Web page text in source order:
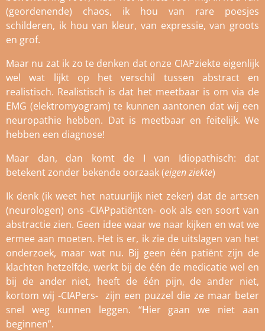
(geordenende) chaos, ik hou van rare poesjes
schilderen, ik hou van kleur, van expressie, van groots
en grof.
Maar nu zat ik zo te denken dat onze CIAPziekte eigenlijk
wel wat lijkt op het verschil tussen abstract en
realistisch. Realistisch is dat het meetbaar is om via de
EMG (elektromyogram) te kunnen aantonen dat wij een
neuropathie hebben. Dat is meetbaar en feitelijk. We
hebben een diagnose!
Maar dan, dan komt de I van Idiopathisch: dat
betekent zonder bekende oorzaak (eigen ziekte)
Ik denk (ik weet het natuurlijk niet zeker) dat de artsen
(neurologen) ons -CIAPpatiënten- ook als een soort van
abstractie zien. Geen idee waar we naar kijken en wat we
ermee aan moeten. Het is er, ik zie de uitslagen van het
onderzoek, maar wat nu. Bij geen één patiënt zijn de
klachten hetzelfde, werkt bij de één de medicatie wel en
bij de ander niet, heeft de één pijn, de ander niet,
kortom wij -CIAPers- zijn een puzzel die ze maar beter
snel weg kunnen leggen. “Hier gaan we niet aan
beginnen”.